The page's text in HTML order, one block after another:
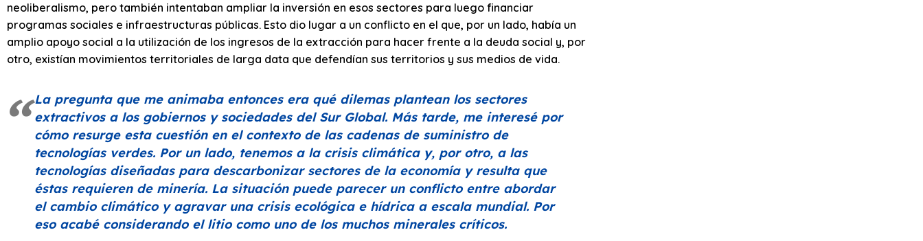
neoliberalismo, pero también intentaban ampliar la inversión en esos sectores para luego financiar
programas sociales e infraestructuras públicas. Esto dio lugar a un conflicto en el que, por un lado, había un
amplio apoyo social a la utilización de los ingresos de la extracción para hacer frente a la deuda social y, por
otro, existían movimientos territoriales de larga data que defendían sus territorios y sus medios de vida.
La pregunta que me animaba entonces era qué dilemas plantean los sectores
extractivos a los gobiernos y sociedades del Sur Global. Más tarde, me interesé por
cómo resurge esta cuestión en el contexto de las cadenas de suministro de
tecnologías verdes. Por un lado, tenemos a la crisis climática y, por otro, a las
tecnologías diseñadas para descarbonizar sectores de la economía y resulta que
éstas requieren de minería. La situación puede parecer un conflicto entre abordar
el cambio climático y agravar una crisis ecológica e hídrica a escala mundial. Por
eso acabé considerando el litio como uno de los muchos minerales críticos.